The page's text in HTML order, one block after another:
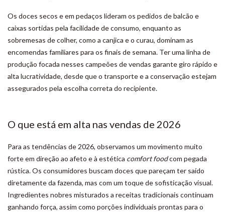
Os doces secos e em pedaços lideram os pedidos de balcão e
caixas sortidas pela facilidade de consumo, enquanto as
sobremesas de colher, como a canjica e o curau, dominam as
encomendas familiares para os finais de semana. Ter uma linha de
produção focada nesses campeões de vendas garante giro rápido e
alta lucratividade, desde que o transporte e a conservação estejam
assegurados pela escolha correta do recipiente.
O que está em alta nas vendas de 2026
Para as tendências de 2026, observamos um movimento muito
forte em direção ao afeto e à estética comfort foodcom pegada
rústica. Os consumidores buscam doces que pareçam ter saído
diretamente da fazenda, mas com um toque de sofisticação visual.
Ingredientes nobres misturados a receitas tradicionais continuam
ganhando força, assim como porções individuais prontas para o